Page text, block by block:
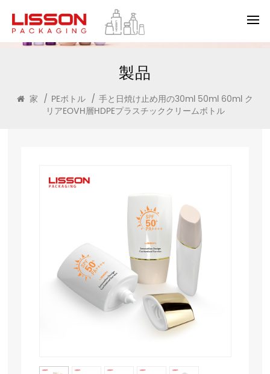
製品
家 / PEボトル / 手と日焼け止め用の30ml 50ml 60ml ク
リアEOVH層HDPEプラスチッククリームボトル